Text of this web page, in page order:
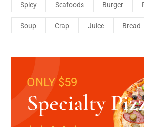
Spicy Seafoods Burger
Soup Crap Juice Bread
ONLY $59
Specialty